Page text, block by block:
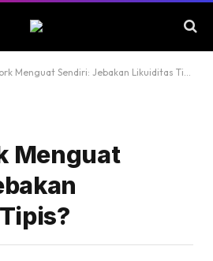
Menguat Sendiri: Jebakan Likuiditas Tipis?
Menguat